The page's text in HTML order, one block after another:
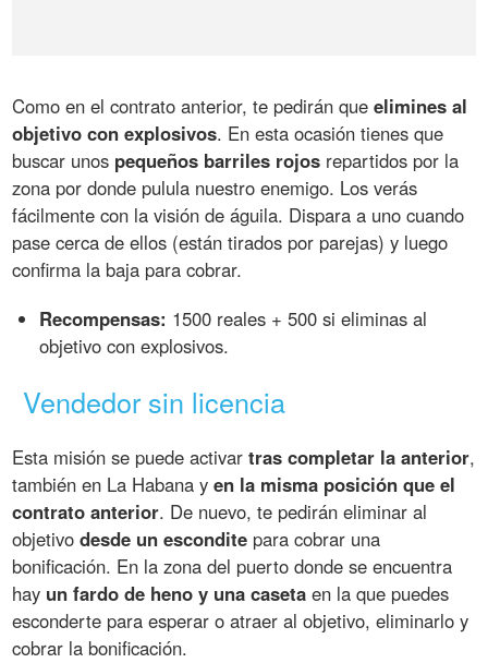
Como en el contrato anterior, te pedirán queelimines al
objetivo con explosivos. En esta ocasión tienes que
buscar unos pequeños barriles rojos repartidos por la
zona por donde pulula nuestro enemigo. Los verás
fácilmente con la visión de águila. Dispara a uno cuando
pase cerca de ellos (están tirados por parejas) y luego
confirma la baja para cobrar.
Recompensas: 1500 reales + 500 si eliminas al
objetivo con explosivos.
Vendedor sin licencia
Esta misión se puede activartras completar la anterior,
también en La Habana yen la misma posición que el
contrato anterior. De nuevo, te pedirán eliminar al
objetivodesde un escondite para cobrar una
bonificación. En la zona del puerto donde se encuentra
hay un fardo de heno y una caseta en la que puedes
esconderte para esperar o atraer al objetivo, eliminarlo y
cobrar la bonificación.